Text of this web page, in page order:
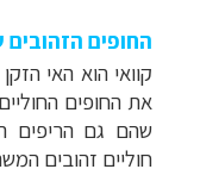
החופים הזהובים
קוואיהוא האי
את החופים
שהם גם הריפים
חוליים זהובים